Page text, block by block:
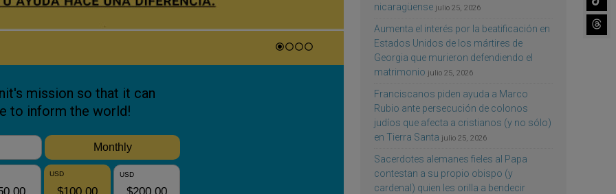
nicaragüense julio 25, 2026
Aumenta el interés por la beatificación en
Estados Unidos de los mártires de
Georgia que murieron defendiendo el
matrimonio julio 25, 2026
Franciscanos piden ayuda a Marco
Rubio ante persecución de colonos
judíos que afecta a cristianos (y no sólo)
en Tierra Santa julio 25, 2026
Sacerdotes alemanes fieles al Papa
contestan a su propio obispo (y
cardenal) quien les orilla a bendecir